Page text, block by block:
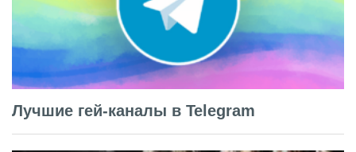
Лучшие гей-каналы в Telegram